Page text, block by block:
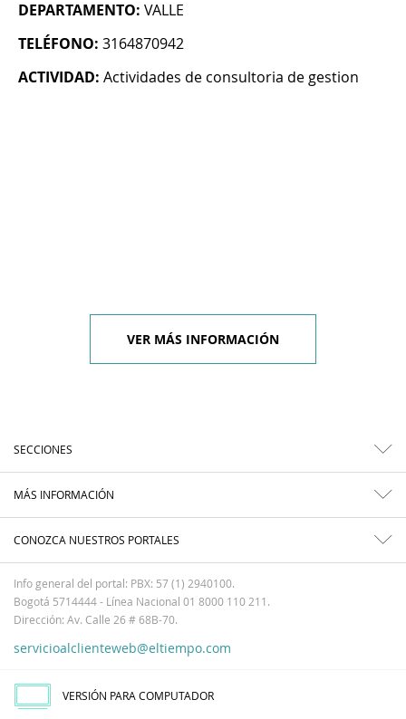
DEPARTAMENTO: VALLE
TELÉFONO: 3164870942
ACTIVIDAD: Actividades de consultoria de gestion
VER MÁS INFORMACIÓN
SECCIONES
MÁS INFORMACIÓN
CONOZCA NUESTROS PORTALES
Info general del portal: PBX: 57 (1) 2940100.
Bogotá 5714444 - Línea Nacional 01 8000 110 211.
Dirección: Av. Calle 26 # 68B-70.
servicioalclienteweb@eltiempo.com
VERSIÓN PARA COMPUTADOR